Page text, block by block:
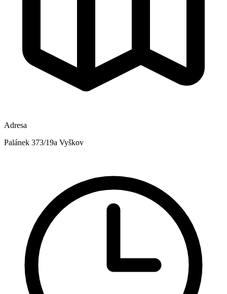
Adresa
Palánek 373/19a Vyškov